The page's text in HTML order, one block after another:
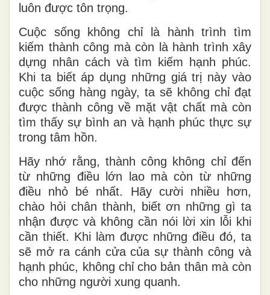
luôn được tôn trọng.
Cuộc sống không chỉ là hành trình tìm
kiếm thành công mà còn là hành trình xây
dựng nhân cách và tìm kiếm hạnh phúc.
Khi ta biết áp dụng những giá trị này vào
cuộc sống hàng ngày, ta sẽ không chỉ đạt
được thành công về mặt vật chất mà còn
tìm thấy sự bình an và hạnh phúc thực sự
trong tâm hồn.
Hãy nhớ rằng, thành công không chỉ đến
từ những điều lớn lao mà còn từ những
điều nhỏ bé nhất. Hãy cười nhiều hơn,
chào hỏi chân thành, biết ơn những gì ta
nhận được và không cần nói lời xin lỗi khi
cần thiết. Khi làm được những điều đó, ta
sẽ mở ra cánh cửa của sự thành công và
hạnh phúc, không chỉ cho bản thân mà còn
cho những người xung quanh.